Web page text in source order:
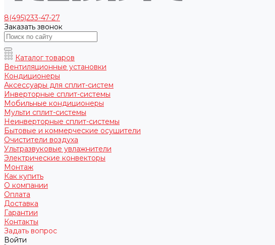
8(495)233-47-27
Заказать звонок
Каталог товаров
Вентиляционные установки
Кондиционеры
Аксессуары для сплит-систем
Инверторные сплит-системы
Мобильные кондиционеры
Мульти сплит-системы
Неинверторные сплит-системы
Бытовые и коммерческие осушители
Очистители воздуха
Ультразвуковые увлажнители
Электрические конвекторы
Монтаж
Как купить
О компании
Оплата
Доставка
Гарантии
Контакты
Задать вопрос
Войти